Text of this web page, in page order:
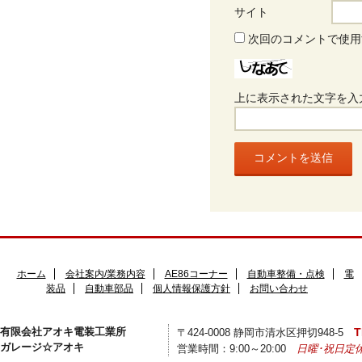
サイト
次回のコメントで使
上に表示された文字を
ホーム 会社案内/業務内容 AE86コーナー 自動車整備・点検
電
装品
自動車部品 個人情報保護方針 お問い合わせ
有限会社アオキ電装工業所
ガレージ☆アオキ
〒424-0008 静岡市清水区押切948-5
営業時間：9:00～20:00 日曜･祝日定